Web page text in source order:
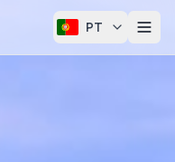
PT